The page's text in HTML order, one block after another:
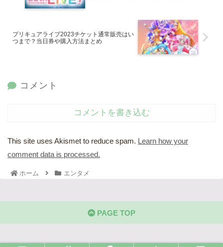
プリキュアライブ2023チケット通常販売はい
つまで？当日券や購入方法まとめ
コメント
コメントを書き込む
This site uses Akismet to reduce spam. Learn how your
comment data is processed.
ホーム エンタメ
PAGE TOP